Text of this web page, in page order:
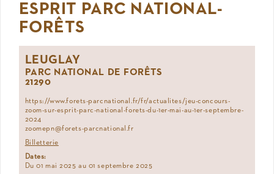
ESPRIT PARC NATIONAL-
FORÊTS
LEUGLAY
PARC NATIONAL DE FORÊTS
21290
https://www.forets-parcnational.fr/fr/actualites/jeu-concours-
zoom-sur-esprit-parc-national-forets-du-1er-mai-au-1er-septembre-
2024
zoomepn@forets-parcnational.fr
Billetterie
Dates:
Du 01 mai 2025 au 01 septembre 2025